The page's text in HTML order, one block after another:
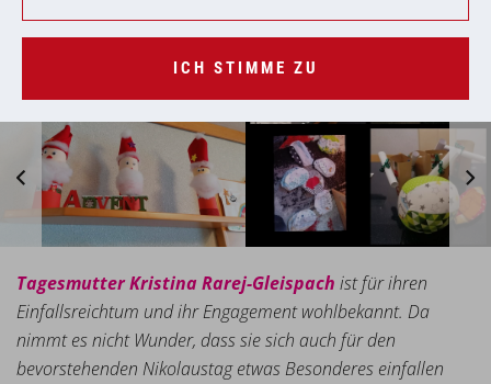
Tagesmutter Kristina Rarej-Gleispach ist für ihren
Einfallsreichtum und ihr Engagement wohlbekannt. Da
nimmt es nicht Wunder, dass sie sich auch für den
bevorstehenden Nikolaustag etwas Besonderes einfallen
ICH STIMME ZU